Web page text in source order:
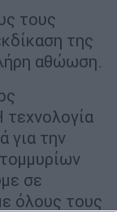
τους
της
αθώωση.
τεχνολογία
για την
σε
όλους τους